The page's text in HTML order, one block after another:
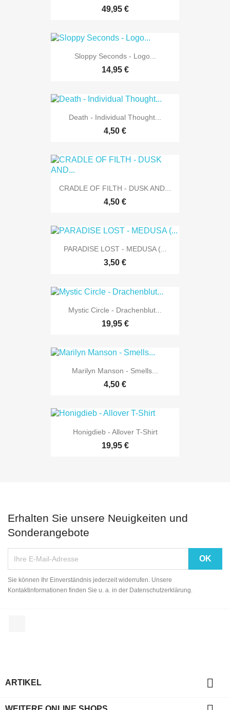
49,95 €
Sloppy Seconds - Logo...
14,95 €
Death - Individual Thought...
4,50 €
CRADLE OF FILTH - DUSK AND...
4,50 €
PARADISE LOST - MEDUSA (...
3,50 €
Mystic Circle - Drachenblut...
19,95 €
Marilyn Manson - Smells...
4,50 €
Honigdieb - Allover T-Shirt
19,95 €
Erhalten Sie unsere Neuigkeiten und
Sonderangebote
Sie können Ihr Einverständnis jederzeit widerrufen. Unsere
Kontaktinformationen finden Sie u. a. in der Datenschutzerklärung.
ARTIKEL 